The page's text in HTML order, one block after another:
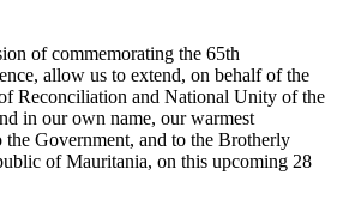
of commemorating the 65th
allow us to extend, on behalf of the
Reconciliation and National Unity of the
in our own name, our warmest
the Government, and to the Brotherly
of Mauritania, on this upcoming 28